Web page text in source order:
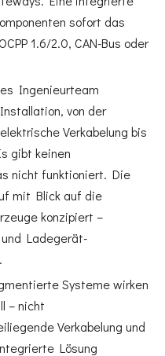
sofort das
1.6/2.0, CAN-Bus oder
Ingenieurteam
von der
Verkabelung bis
gibt keinen
nicht funktioniert. Die
mit Blick auf die
konzipiert –
Ladegerät-
Systeme wirken
– nicht
Verkabelung und
Lösung